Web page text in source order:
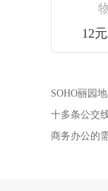
12
SOHO丽园地
十多条公交线
商务办公的需